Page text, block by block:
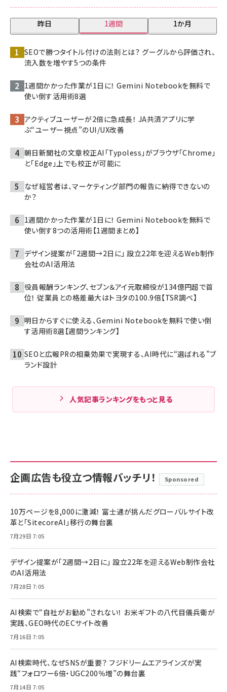
昨日 1週間 1か月
SEOで勝つタイトル付けの法則とは？ グーグルから評価され、
流入数を増やす5つの条件
1週間かかった作業が1日に！ Gemini Notebookを無料で
使い倒す活用術8選
アクティブユーザーが2倍に急成長！ JA共済アプリに学
ぶ“ユーザー視点”のUI/UX改善
朝日新聞社の文章校正AI「Typoless」がブラウザ「Chrome」
と「Edge」上でも校正が可能に
なぜ経営者は、マーケティング部門の報告に納得できないの
か？
1週間かかった作業が1日に！ Gemini Notebookを無料で
使い倒す8つの活用術【1週間まとめ】
デザイン提案が「2週間→2日に」 設立22年を迎えるWeb制作
会社のAI活用法
役員報酬ランキング、セブン＆アイ元取締役が134億円超で首
位！ 従業員との格差最大はトヨタの100.9倍【TSR調べ】
明日からすぐに使える、Gemini Notebookを無料で使い倒
す活用術8選【週間ランキング】
SEOと広報PRの相乗効果で実現する、AI時代に“選ばれる”ブ
ランド設計
人気記事ランキングをもっと見る
企画広告も役立つ情報バッチリ！ Sponsored
10万ページを8,000に激減！ 富士通が挑んだグローバルサイト改
革と「SitecoreAI」移行の舞台裏
7月29日 7:05
デザイン提案が「2週間→2日に」 設立22年を迎えるWeb制作会社
のAI活用法
7月28日 7:05
AI検索で“自社がお勧め”されない！ お米ギフトの八代目儀兵衛が
実践、GEO時代のECサイト改善
7月16日 7:05
AI検索時代、なぜSNSが重要？ フジドリームエアラインズが実
践“フォロワー6倍・UGC200％増”の舞台裏
7月14日 7:05